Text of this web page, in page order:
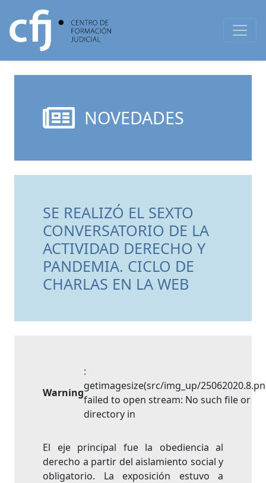
NOVEDADES
SE REALIZÓ EL SEXTO
CONVERSATORIO DE LA
ACTIVIDAD DERECHO Y
PANDEMIA. CICLO DE
CHARLAS EN LA WEB
Warning
:
getimagesize(src/img_up/
failed to open stream: No such file or
directory in
El eje principal fue la obediencia al
derecho a partir del aislamiento social y
obligatorio. La exposición estuvo a